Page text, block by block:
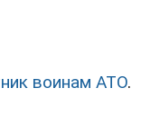
воинам АТО.